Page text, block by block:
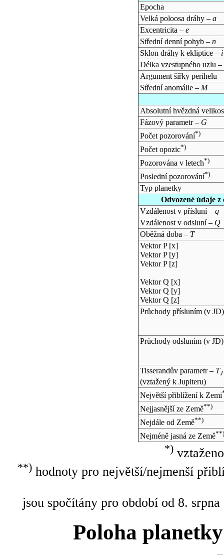
Epocha
Velká poloosa dráhy – a
Excentricita – e
Střední denní pohyb – n
Sklon dráhy k ekliptice – i
Délka vzestupného uzlu –
Argument šířky perihelu
Střední anomálie – M
Absolutní hvězdná
Fázový parametr – G
Počet pozorování*)
Počet opozic*)
Pozorována v letech*)
Poslední pozorování*)
Typ planetky
Odvozené údaje
Vzdálenost v přísluní – q
Vzdálenost v odsluní – Q
Oběžná doba – T
Vektor P [x]
Vektor P [y]
Vektor P [z]
Vektor Q [x]
Vektor Q [y]
Vektor Q [z]
Průchody přísluním (v JD)
Průchody odsluním (v JD)
Tisserandův parametr – TJ
(vztažený k Jupiteru)
Největší přiblížení k Zemi
Nejjasnější ze Země**)
Nejdále od Země**)
Nejméně jasná ze Země**)
*)
**)hodnoty pro největší/nejmenší
jsou spočítány pro období od 8.
Poloha